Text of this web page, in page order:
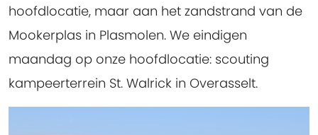
hoofdlocatie, maar aan het zandstrand van de
Mookerplas in Plasmolen. We eindigen
maandag op onze hoofdlocatie: scouting
kampeerterrein St. Walrick in Overasselt.